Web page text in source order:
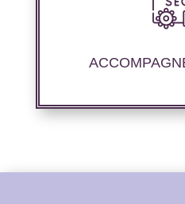
Nous offrons un
positionnement